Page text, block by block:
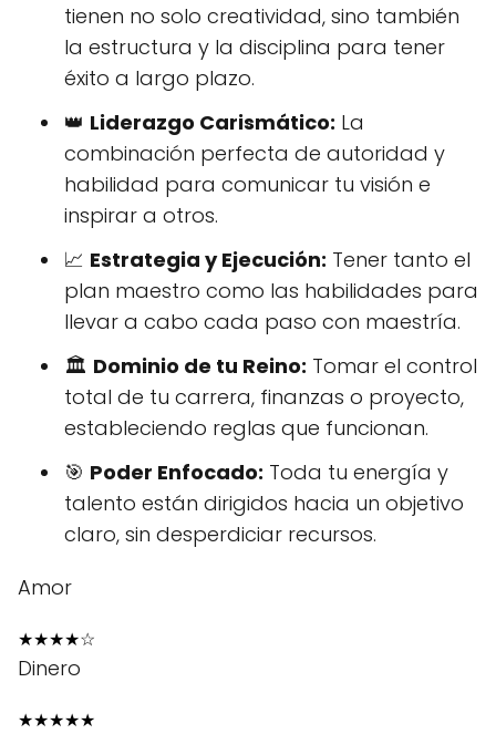
tienen no solo creatividad, sino también
la estructura y la disciplina para tener
éxito a largo plazo.
👑 Liderazgo Carismático: La
combinación perfecta de autoridad y
habilidad para comunicar tu visión e
inspirar a otros.
📈 Estrategia y Ejecución: Tener tanto el
plan maestro como las habilidades para
llevar a cabo cada paso con maestría.
🏛️ Dominio de tu Reino: Tomar el control
total de tu carrera, finanzas o proyecto,
estableciendo reglas que funcionan.
🎯 Poder Enfocado: Toda tu energía y
talento están dirigidos hacia un objetivo
claro, sin desperdiciar recursos.
Amor
★★★★☆
Dinero
★★★★★